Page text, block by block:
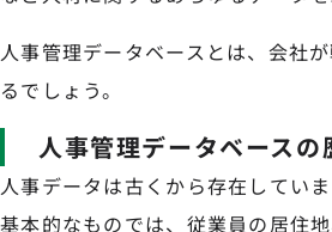
人事管理データベースとは、会社
るでしょう。
人事管理データベースの
人事データは古くから存在していま
基本的なものでは、従業員の居住